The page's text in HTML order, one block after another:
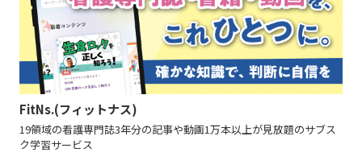
FitNs.(フィットナス)
19領域の看護専門誌3年分の記事や動画1万本以上が見放題のサブス
ク学習サービス